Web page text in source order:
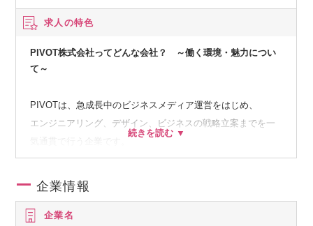
求人の特色
PIVOT株式会社ってどんな会社？ ～働く環境・魅力につい
て～
PIVOTは、急成長中のビジネスメディア運営をはじめ、
エンジニアリング、デザイン、ビジネスの戦略立案までを一
行動指針（バリュー）に「我々はプロスポーツチームだ」を
全社員が成果を出すプロとして、最高のパフォーマンスを発
揮できる環境作りに投資しています。
企業情報
企業名